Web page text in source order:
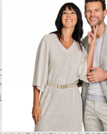
ZOEK
ABRO |
BRAX WOMEN|
NAPOLI WOMEN|
WOMEN
|
HEMISPHERE HERNO